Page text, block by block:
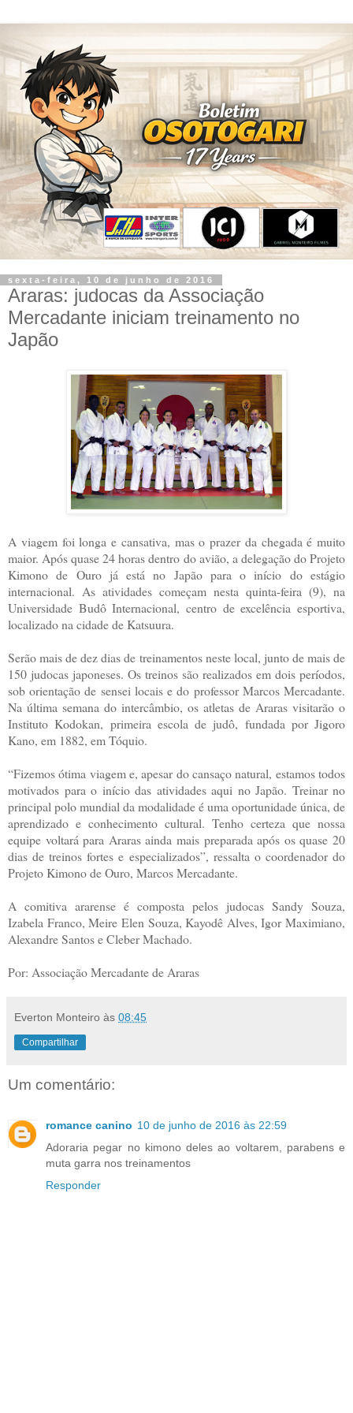
sexta-feira, 10 de junho de 2016
Araras: judocas da Associação
Mercadante iniciam treinamento no
Japão
A viagem foi longa e cansativa, mas o prazer da chegada é muito
maior. Após quase 24 horas dentro do avião, a delegação do Projeto
Kimono de Ouro já está no Japão para o início do estágio
internacional. As atividades começam nesta quinta-feira (9), na
Universidade Budô Internacional, centro de excelência esportiva,
localizado na cidade de Katsuura.
Serão mais de dez dias de treinamentos neste local, junto de mais de
150 judocas japoneses. Os treinos são realizados em dois períodos,
sob orientação de sensei locais e do professor Marcos Mercadante.
Na última semana do intercâmbio, os atletas de Araras visitarão o
Instituto Kodokan, primeira escola de judô, fundada por Jigoro
Kano, em 1882, em Tóquio.
“Fizemos ótima viagem e, apesar do cansaço natural, estamos todos
motivados para o início das atividades aqui no Japão. Treinar no
principal polo mundial da modalidade é uma oportunidade única, de
aprendizado e conhecimento cultural. Tenho certeza que nossa
equipe voltará para Araras ainda mais preparada após os quase 20
dias de treinos fortes e especializados”, ressalta o coordenador do
Projeto Kimono de Ouro, Marcos Mercadante.
A comitiva ararense é composta pelos judocas Sandy Souza,
Izabela Franco, Meire Elen Souza, Kayodê Alves, Igor Maximiano,
Alexandre Santos e Cleber Machado.
Por: Associação Mercadante de Araras
Everton Monteiro às 08:45
Compartilhar
Um comentário:
romance canino 10 de junho de 2016 às 22:59
Adoraria pegar no kimono deles ao voltarem, parabens e
muta garra nos treinamentos
Responder